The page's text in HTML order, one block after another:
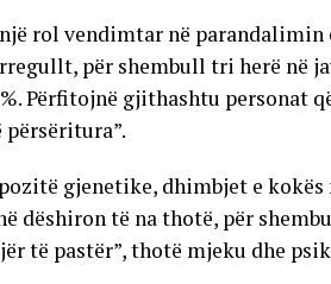
rol vendimtar në parandalimin
për shembull tri herë në
Përfitojnë gjithashtu personat
gjenetike, dhimbjet e kokës
dëshiron të na thotë, për
të pastër”, thotë mjeku dhe